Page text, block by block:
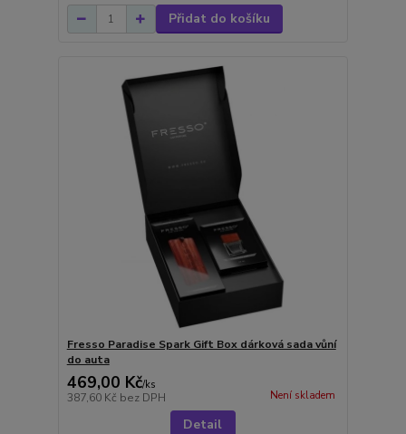
Přidat do košíku
Fresso Paradise Spark Gift Box dárková sada vůní
do auta
469,00 Kč/ks
387,60 Kč bez DPH Není skladem
Detail